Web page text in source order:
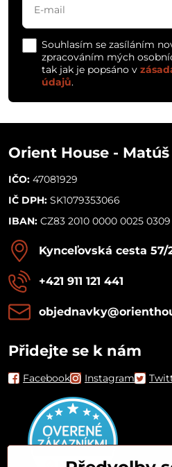
Souhlasím se zasíláním
zpracováním mých
tak jak je popsáno v
údajů.
Orient House -
IČO: 47081929
IČ DPH: SK1079353066
IBAN: CZ83 2010 0000 0025
Kynceľovská cesta 57/
+421 911 121 441
Přidejte se k nám
Facebook Instagram